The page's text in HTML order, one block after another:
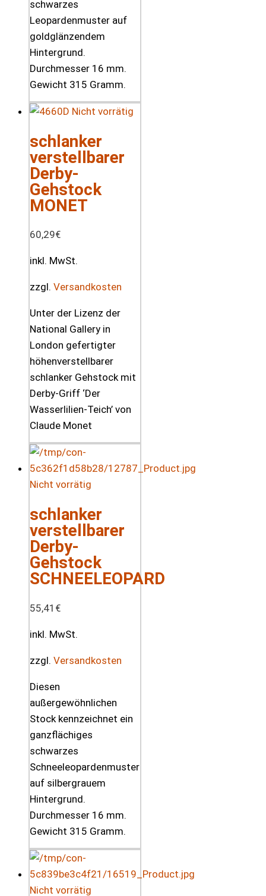
schwarzes
Leopardenmuster auf
goldglänzendem
Hintergrund.
Durchmesser 16 mm.
Gewicht 315 Gramm.
Nicht vorrätig
schlanker
verstellbarer
Derby-
Gehstock
MONET
60,29€
inkl. MwSt.
zzgl. Versandkosten
Unter der Lizenz der
National Gallery in
London gefertigter
höhenverstellbarer
schlanker Gehstock mit
Derby-Griff ‘Der
Wasserlilien-Teich’ von
Claude Monet
Nicht vorrätig
schlanker
verstellbarer
Derby-
Gehstock
SCHNEELEOPARD
55,41 €
inkl. MwSt.
zzgl. Versandkosten
Diesen
außergewöhnlichen
Stock kennzeichnet ein
ganzflächiges
schwarzes
Schneeleopardenmuster
auf silbergrauem
Hintergrund.
Durchmesser 16 mm.
Gewicht 315 Gramm.
Nicht vorrätig